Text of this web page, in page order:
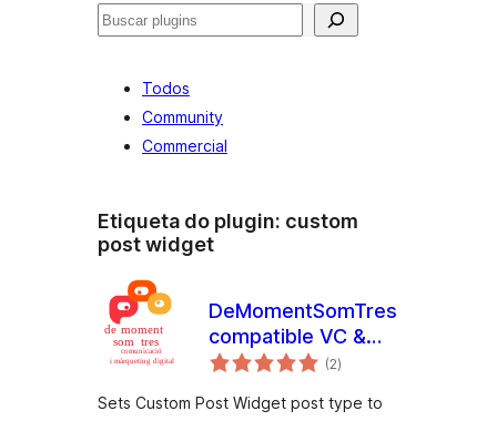
Buscar
Todos
Community
Commercial
Etiqueta do plugin: custom
post widget
DeMomentSomTres
compatible VC &
CPW
(2valoracións
totais
)
Sets Custom Post Widget post type to